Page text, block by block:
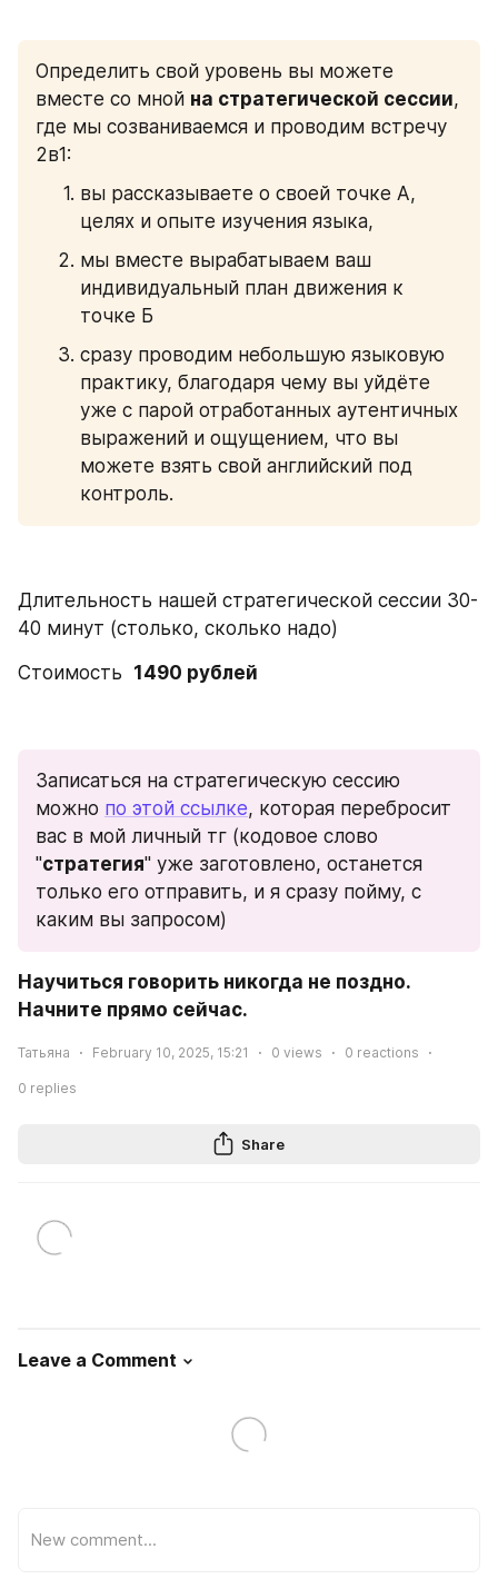
Определить свой уровень вы можете
вместе со мной на стратегической сессии,
где мы созваниваемся и проводим встречу
2в1:
вы рассказываете о своей точке А,
целях и опыте изучения языка,
мы вместе вырабатываем ваш
индивидуальный план движения к
точке Б
сразу проводим небольшую языковую
практику, благодаря чему вы уйдёте
уже с парой отработанных аутентичных
выражений и ощущением, что вы
можете взять свой английский под
контроль.
Длительность нашей стратегической сессии 30-
40 минут (столько, сколько надо)
Стоимость 1490 рублей
Записаться на стратегическую сессию
можно по этой ссылке, которая перебросит
вас в мой личный тг (кодовое слово
"стратегия" уже заготовлено, останется
только его отправить, и я сразу пойму, с
каким вы запросом)
Научиться говорить никогда не поздно.
Начните прямо сейчас.
Татьяна February 10, 2025, 15:21 0 views 0 reactions
0 replies
Share
Leave a Comment